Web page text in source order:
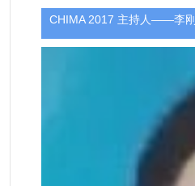
CHIMA 2017 主持人——李刚